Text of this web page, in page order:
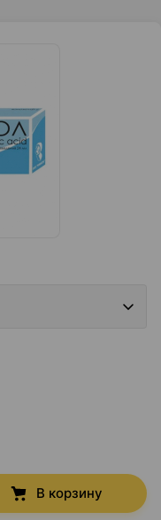
В корзину